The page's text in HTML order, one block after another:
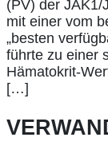
(PV) der JAK1/
mit einer vom
„besten
führte zu einer
Hämatokrit-
[…]